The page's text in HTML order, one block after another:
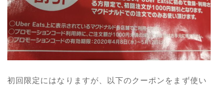
初回限定にはなりますが、以下のクーポンをまず使い